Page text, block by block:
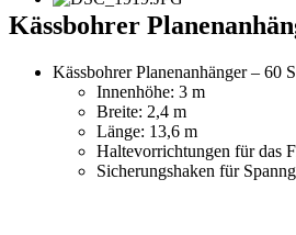
Kässbohrer
Kässbohrer Planenanhänger – 60
Innenhöhe: 3 m
Breite: 2,4 m
Länge: 13,6 m
Haltevorrichtungen für das
Sicherungshaken für